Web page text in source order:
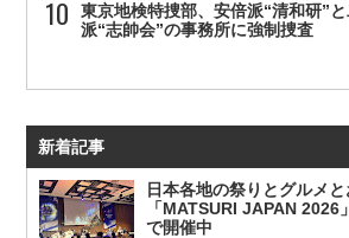
東京地検特捜部、安倍派“清和研”
派“志帥会”の事務所に強制捜査
新着記事
日本各地の祭りとグルメ
「MATSURI JAPAN 2026
で開催中